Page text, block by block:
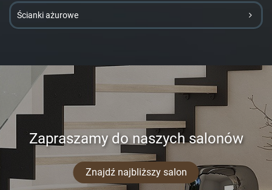
Ścianki ażurowe
Zapraszamy do naszych salonów
Znajdź najbliższy salon